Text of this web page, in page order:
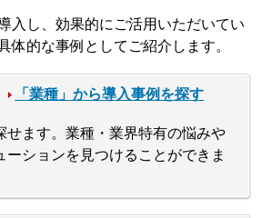
入し、効果的にご活用いただいてい
体的な事例としてご紹介します。
「業種」から導入事例を探す
せます。業種・業界特有の悩みや
ーションを見つけることができま